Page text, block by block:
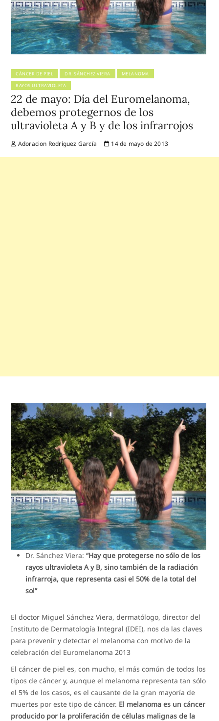
CÁNCER DE PIEL DR. SÁNCHEZ VIERA
MELANOMA
RAYOS ULTRAVIOLETA
22 de mayo: Día del Euromelanoma,
debemos protegernos de los
ultravioleta A y B y de los infrarrojos
Adoracion Rodríguez García 14 de mayo de 2013
Dr. Sánchez Viera:“Hay que protegerse no sólo de los
rayos ultravioleta A y B, sino también de la radiación
infrarroja, que representa casi el 50% de la total del
sol”
El doctor Miguel Sánchez Viera, dermatólogo, director del
Instituto de Dermatología Integral (IDEI), nos da las claves
para prevenir y detectar el melanoma con motivo de la
celebración del Euromelanoma 2013
El cáncer de piel es, con mucho, el más común de todos los
tipos de cáncer y, aunque el melanoma representa tan sólo
el 5% de los casos, es el causante de la gran mayoría de
muertes por este tipo de cáncer. El melanoma es un cáncer
producido por la proliferación de células malignas de la